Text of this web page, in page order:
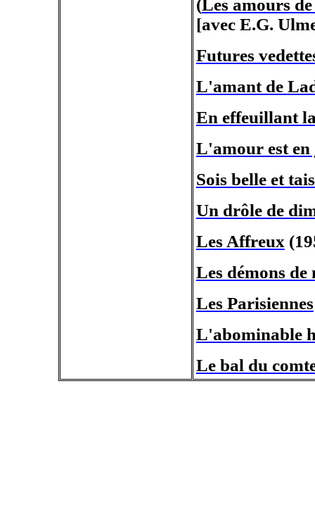
(Les amours
[avec E.G.
Futures
L'amant de
En effeuillant
L'amour est en
Sois belle et
Un drôle de
Les Affreux
Les démons
Les Parisiennes
L'abominable
Le bal du